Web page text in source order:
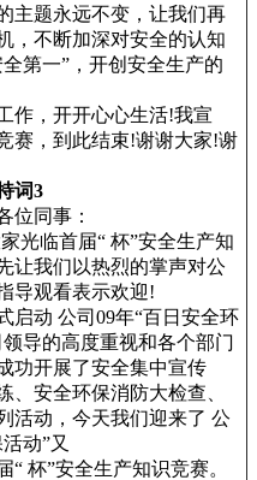
主题永远不变，让我们再
，不断加深对安全的认知
第一”，开创安全生产的
作，开开心心生活!我宣
赛，到此结束!谢谢大家!谢
词3
位同事：
光临首届“ 杯”安全生产知
让我们以热烈的掌声对公
导观看表示欢迎!
启动 公司09年“百日安全环
导的高度重视和各个部门
功开展了安全集中宣传
、安全环保消防大检查、
活动，今天我们迎来了 公
动”又
杯”安全生产知识竞赛。